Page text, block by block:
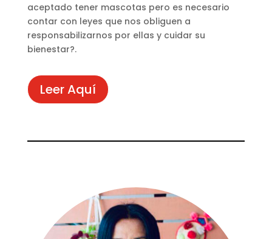
aceptado tener mascotas pero es necesario
contar con leyes que nos obliguen a
responsabilizarnos por ellas y cuidar su
bienestar?.
Leer Aquí